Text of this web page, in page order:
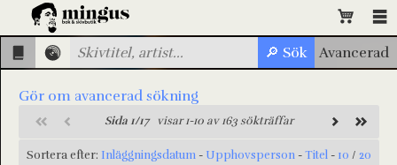
Gör om avancerad sökning
Sida 1/17visar 1-10 av 163 sökträffar
Sortera efter: Inläggningsdatum - Upphovsperson -Titel - 10 / 20